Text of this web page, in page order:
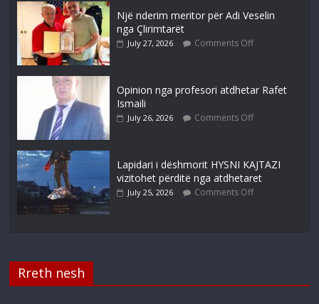
Një nderim meritor për Adi Veselin
nga Çlirimtarët
July 27, 2026 Comments Off
Opinion nga profesori atdhetar Rafet
Ismaili
July 26, 2026 Comments Off
Lapidari i dëshmorit HYSNI KAJTAZI
vizitohet përditë nga atdhetaret
July 25, 2026 Comments Off
Rreth nesh